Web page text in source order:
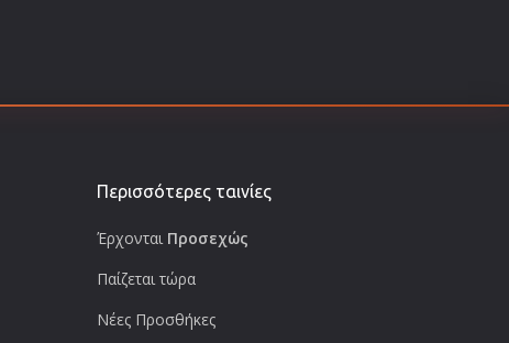
Περισσότερες ταινίες
Έρχονται Προσεχώς
Παίζεται τώρα
Νέες Προσθήκες